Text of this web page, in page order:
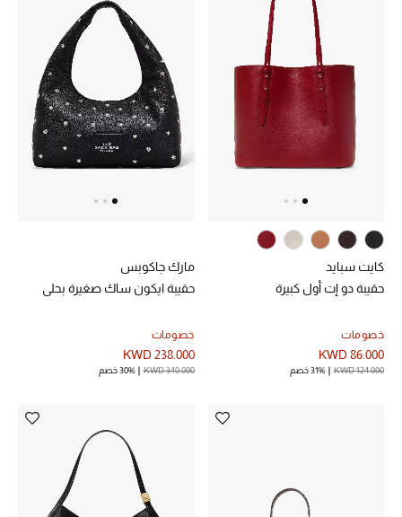
العودة إلى المدرسة
تسوقوا التشكيلة
مستلزمات المنزل
ما وصلنا حديثا
غرفة الطعام
كايت سبايد
حقيبة دو إت أول كبيرة
خصومات
KWD 86.000
KWD 124.000 31% خصم
مارك جاكوبس
حقيبة ايكون ساك صغيرة بحلي
خصومات
KWD 238.000
KWD 340.000 30% خصم